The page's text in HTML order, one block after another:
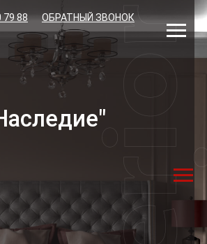
ОБРАТНЫЙ ЗВОНОК
79 88